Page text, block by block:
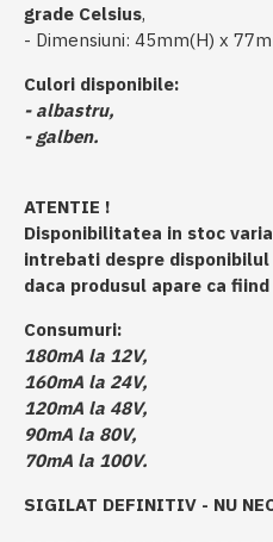
grade Celsius,
- Dimensiuni: 45mm(H) x
Culori disponibile:
- albastru,
- galben.
ATENTIE !
Disponibilitatea in stoc
intrebati despre
daca produsul apare ca
Consumuri:
180mA la 12V,
160mA la 24V,
120mA la 48V,
90mA la 80V,
70mA la 100V.
SIGILAT DEFINITIV - NU